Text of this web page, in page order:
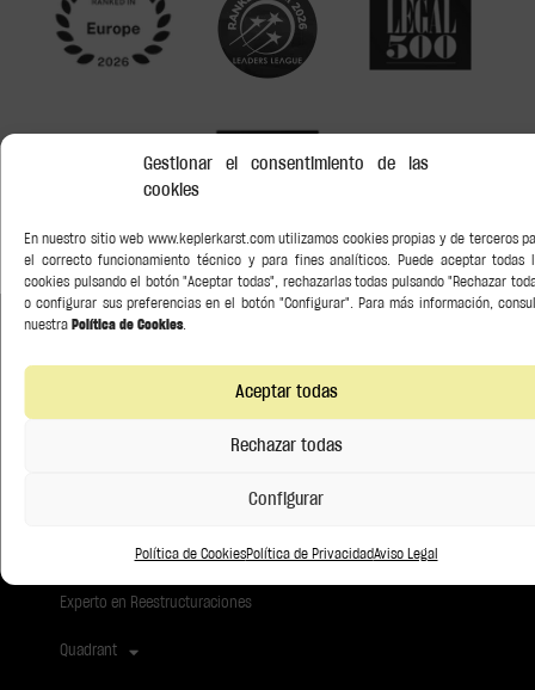
Gestionar el consentimiento de las
cookies
En nuestro sitio web www.keplerkarst.com utilizamos cookies propias y de terceros
el correcto funcionamiento técnico y para fines analíticos. Puede aceptar todas
cookies pulsando el botón "Aceptar todas", rechazarlas todas pulsando "Rechazar
o configurar sus preferencias en el botón "Configurar". Para más información,
nuestra Política de Cookies.
Aceptar todas
Rechazar todas
Configurar
Política de CookiesPolítica de PrivacidadAviso Legal
Construye relaciones duraderas.
Experto en Reestructuraciones
Quadrant